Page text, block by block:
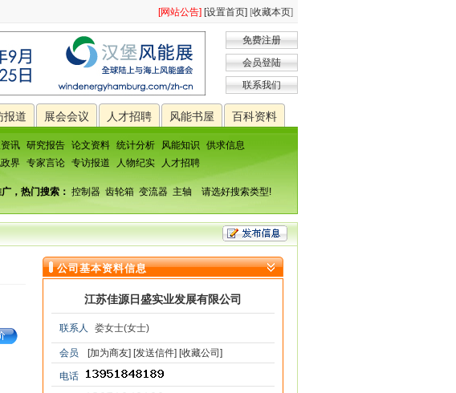
[网站公告] [设置首页] [收藏本页]
免费注册
会员登陆
联系我们
报道 展会会议 人才招聘 风能书屋 百科资料
讯 研究报告 论文资料 统计分析 风能知识
供求信息
界 专家言论 专访报道 人物纪实 人才招聘
，热门搜索： 控制器 齿轮箱 变流器 主轴 请选好搜索类型!
公司基本资料信息
江苏佳源日盛实业发展有限公司
联系人 娄女士(女士)
会员 [加为商友] [发送信件] [收藏公司]
电话